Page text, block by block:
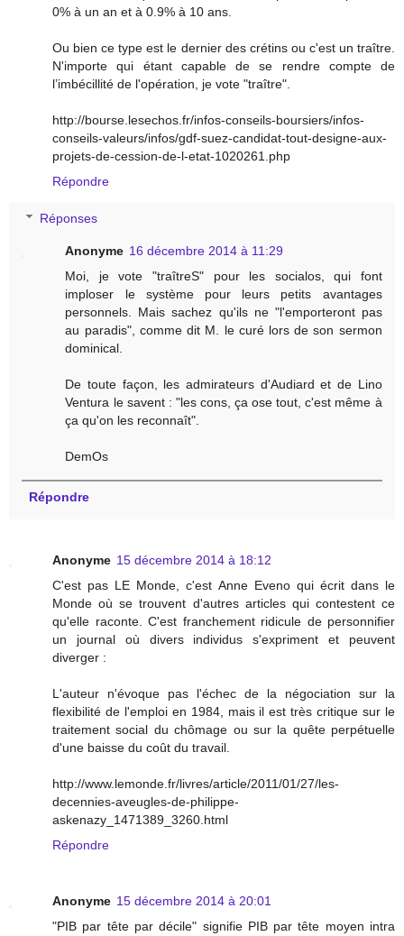
0% à un an et à 0.9% à 10 ans.
Ou bien ce type est le dernier des crétins ou c'est un traître.
N'importe qui étant capable de se rendre compte de
l’imbécillité de l'opération, je vote "traître".
http://bourse.lesechos.fr/infos-conseils-boursiers/infos-
conseils-valeurs/infos/gdf-suez-candidat-tout-designe-aux-
projets-de-cession-de-l-etat-1020261.php
Répondre
Réponses
Anonyme 16 décembre 2014 à 11:29
Moi, je vote "traîtreS" pour les socialos, qui font
imploser le système pour leurs petits avantages
personnels. Mais sachez qu'ils ne "l'emporteront pas
au paradis", comme dit M. le curé lors de son sermon
dominical.
De toute façon, les admirateurs d'Audiard et de Lino
Ventura le savent : "les cons, ça ose tout, c'est même à
ça qu'on les reconnaît".
DemOs
Répondre
Anonyme 15 décembre 2014 à 18:12
C'est pas LE Monde, c'est Anne Eveno qui écrit dans le
Monde où se trouvent d'autres articles qui contestent ce
qu'elle raconte. C'est franchement ridicule de personnifier
un journal où divers individus s'expriment et peuvent
diverger :
L'auteur n'évoque pas l'échec de la négociation sur la
flexibilité de l'emploi en 1984, mais il est très critique sur le
traitement social du chômage ou sur la quête perpétuelle
d'une baisse du coût du travail.
http://www.lemonde.fr/livres/article/2011/01/27/les-
decennies-aveugles-de-philippe-
askenazy_1471389_3260.html
Répondre
Anonyme 15 décembre 2014 à 20:01
"PIB par tête par décile" signifie PIB par tête moyen intra